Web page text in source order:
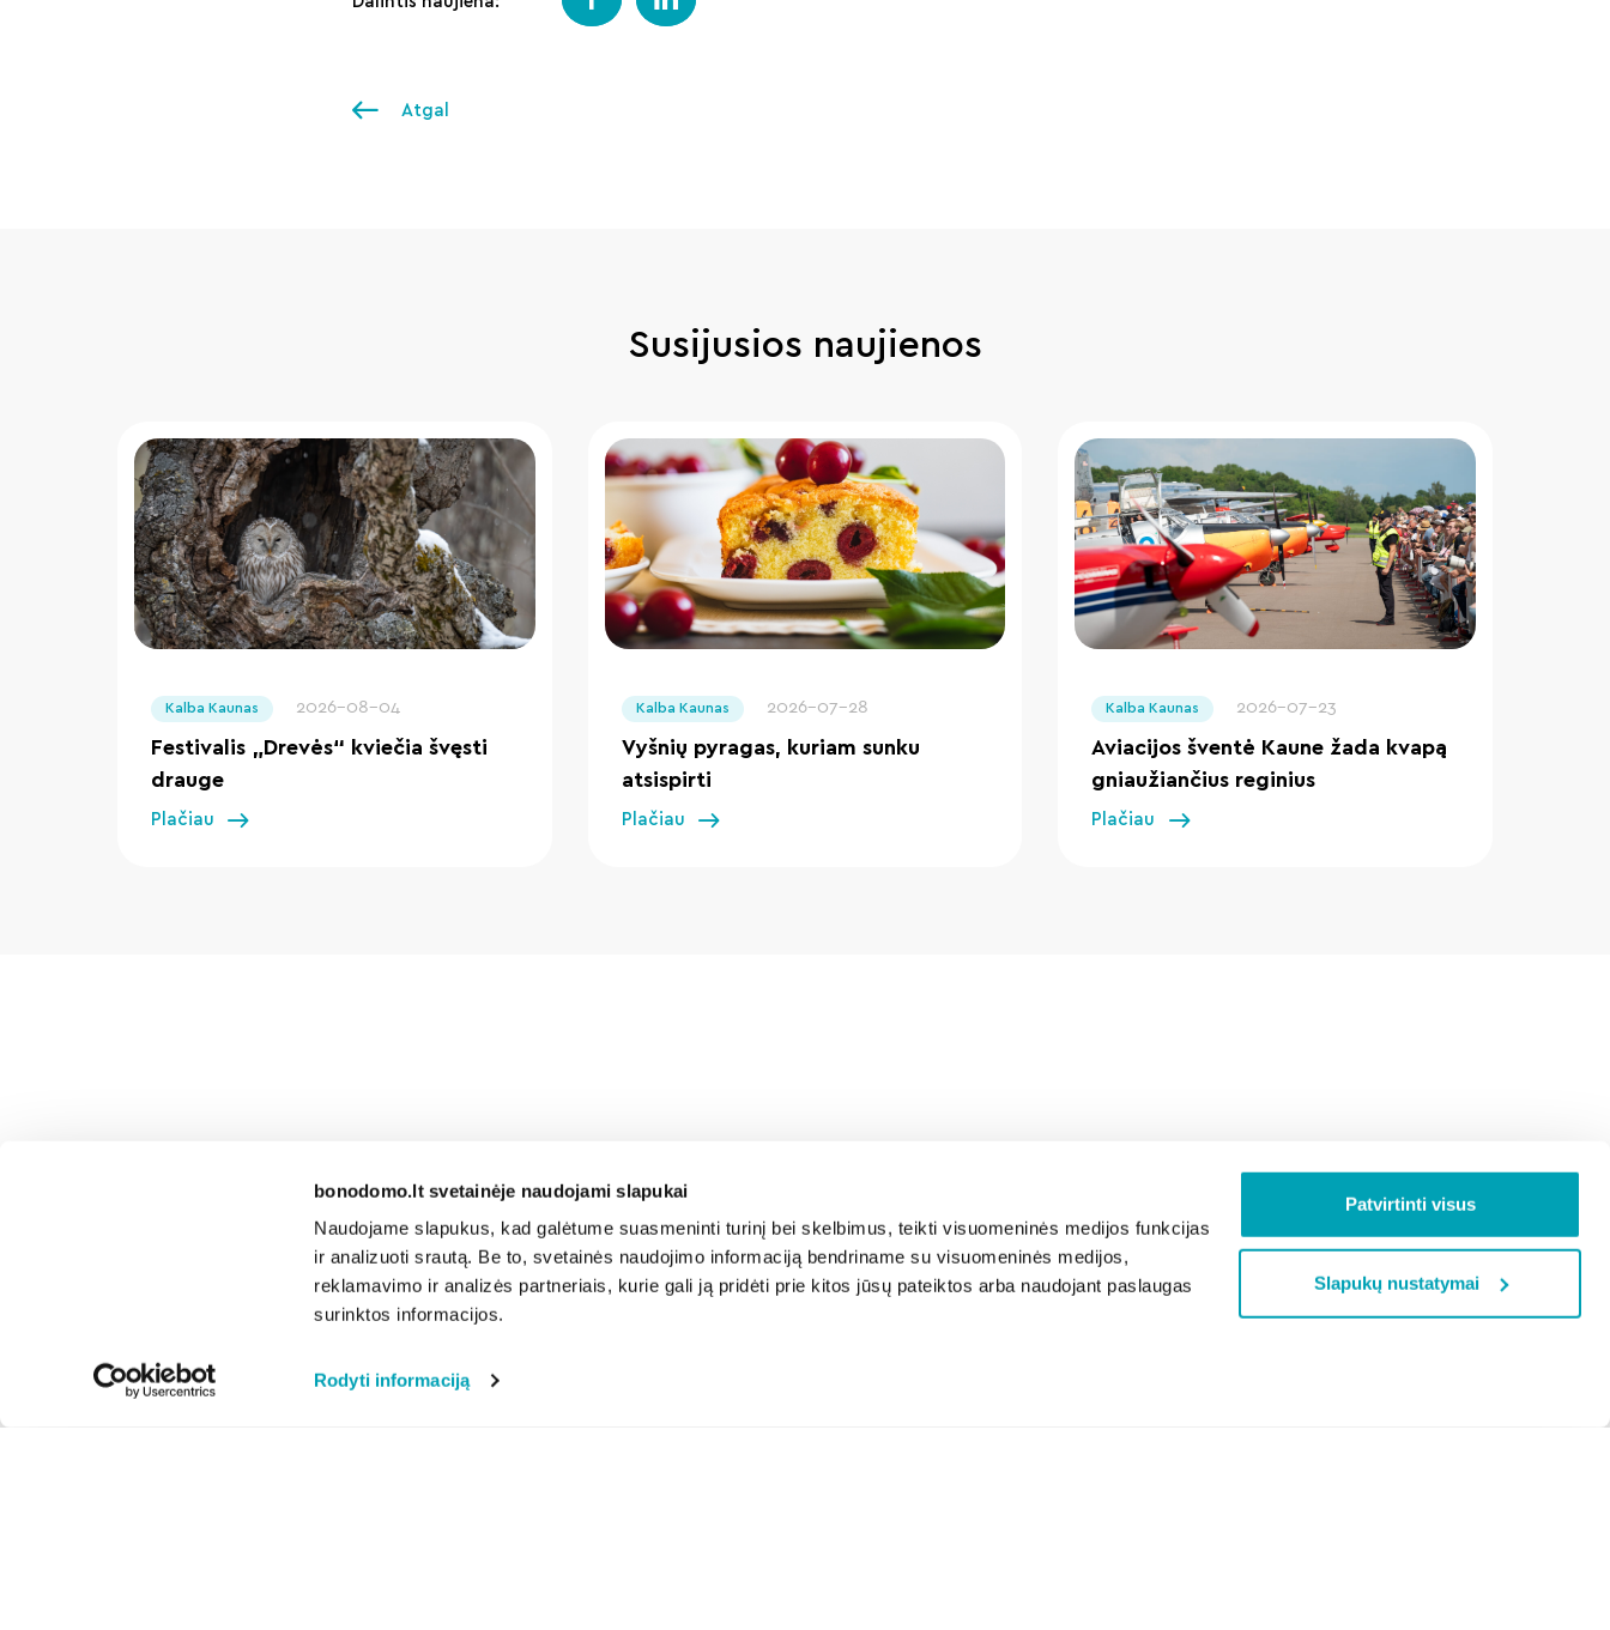
bonodomo.lt svetainėje naudojami slapukai
Naudojame slapukus, kad galėtume suasmeninti turinį bei skelbimus, teikti visuomeninės medijos funkcijas
ir analizuoti srautą. Be to, svetainės naudojimo informaciją bendriname su visuomeninės medijos,
reklamavimo ir analizės partneriais, kurie gali ją pridėti prie kitos jūsų pateiktos arba naudojant paslaugas
surinktos informacijos.
Rodyti informaciją
Patvirtinti visus
Slapukų nustatymai
Atgal
Susijusios naujienos
Kalba Kaunas 2026-08-04
Festivalis „Drevės“ kviečia švęsti
drauge
Plačiau
Kalba Kaunas 2026-07-28
Vyšnių pyragas, kuriam sunku
atsispirti
Plačiau
Kalba Kaunas 2026-07-23
Aviacijos šventė Kaune žada kvapą
gniaužiančius reginius
Plačiau